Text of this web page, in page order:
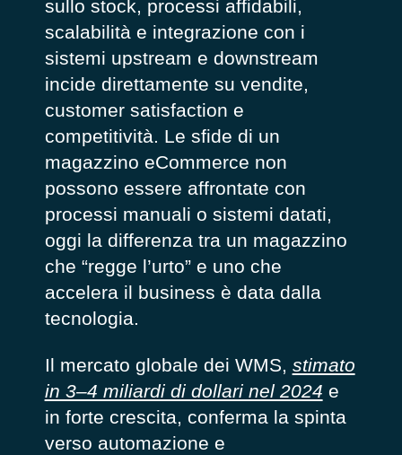
sullo stock, processi affidabili,
scalabilità e integrazione con i
sistemi upstream e downstream
incide direttamente su vendite,
customer satisfaction e
competitività. Le sfide di un
magazzino eCommerce non
possono essere affrontate con
processi manuali o sistemi datati,
oggi la differenza tra un magazzino
che “regge l’urto” e uno che
accelera il business è data dalla
tecnologia.
Il mercato globale dei WMS, stimato
in 3–4 miliardi di dollari nel 2024 e
in forte crescita, conferma la spinta
verso automazione e